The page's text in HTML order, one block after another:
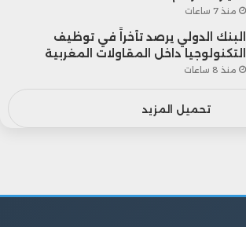
منذ 7 ساعات
البنك الدولي يرصد تأخراً في توظيف
التكنولوجيا داخل المقاولات المغربية
منذ 8 ساعات
تحميل المزيد